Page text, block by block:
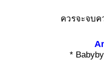
ควรจะจบค
* Babyb